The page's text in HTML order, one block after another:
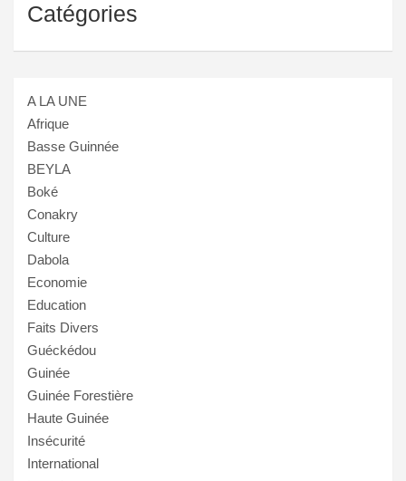
Catégories
A LA UNE
Afrique
Basse Guinnée
BEYLA
Boké
Conakry
Culture
Dabola
Economie
Education
Faits Divers
Guéckédou
Guinée
Guinée Forestière
Haute Guinée
Insécurité
International